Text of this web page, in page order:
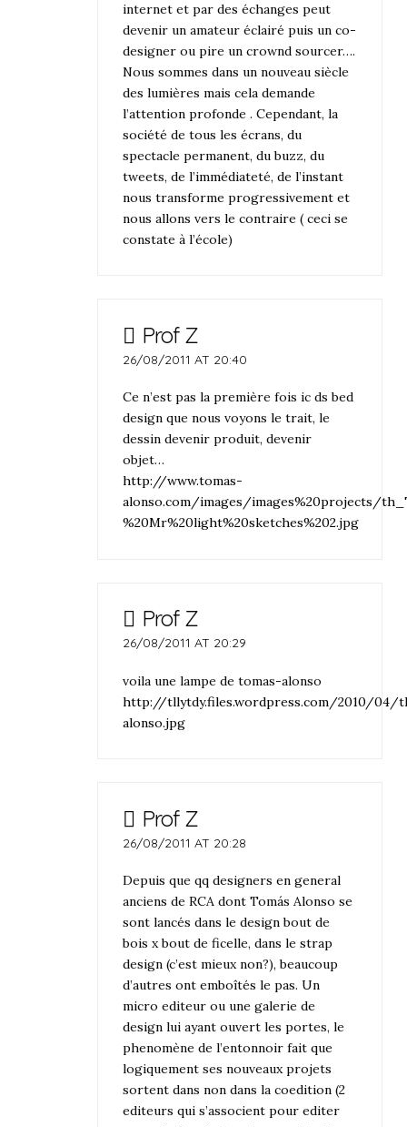
internet et par des échanges peut
devenir un amateur éclairé puis un co-
designer ou pire un crownd sourcer….
Nous sommes dans un nouveau siècle
des lumières mais cela demande
l’attention profonde . Cependant, la
société de tous les écrans, du
spectacle permanent, du buzz, du
tweets, de l’immédiateté, de l’instant
nous transforme progressivement et
nous allons vers le contraire ( ceci se
constate à l’école)
Prof Z
26/08/2011 AT 20:40
Ce n’est pas la première fois ic ds bed
design que nous voyons le trait, le
dessin devenir produit, devenir
objet…
http://www.tomas-
alonso.com/images/images%20projects/
%20Mr%20light%20sketches%202.jpg
Prof Z
26/08/2011 AT 20:29
voila une lampe de tomas-alonso
http://tllytdy.files.wordpress.com/2010/04/
alonso.jpg
Prof Z
26/08/2011 AT 20:28
Depuis que qq designers en general
anciens de RCA dont Tomás Alonso se
sont lancés dans le design bout de
bois x bout de ficelle, dans le strap
design (c’est mieux non?), beaucoup
d’autres ont emboîtés le pas. Un
micro editeur ou une galerie de
design lui ayant ouvert les portes, le
phenomène de l’entonnoir fait que
logiquement ses nouveaux projets
sortent dans non dans la coedition (2
editeurs qui s’associent pour editer